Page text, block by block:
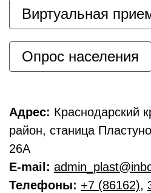
Виртуальная
Опрос населения
Адрес: Краснодарский
район, станица
26А
E-mail:
Телефоны: +7 (86162),